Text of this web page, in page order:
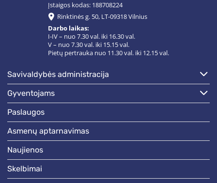
Įstaigos kodas: 188708224
Rinktinės g. 50, LT-09318 Vilnius
Darbo laikas:
I-IV – nuo 7.30 val. iki 16.30 val.
V – nuo 7.30 val. iki 15.15 val.
Pietų pertrauka nuo 11.30 val. iki 12.15 val.
savivaldybės administracija
gyventojams
paslaugos
asmenų aptarnavimas
naujienos
skelbimai